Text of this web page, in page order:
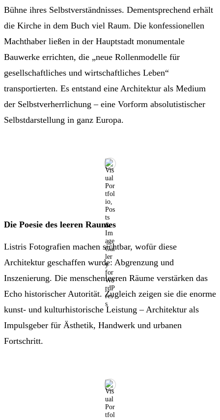
Bühne ihres Selbstverständnisses. Dementsprechend erhält
die Kirche in dem Buch viel Raum. Die konfessionellen
Machthaber ließen in der Hauptstadt monumentale
Bauwerke errichten, die „neue Rollenmodelle für
gesellschaftliches und wirtschaftliches Leben“
transportierten. Es entstand eine Architektur als Medium
der Selbstverherrlichung – eine Vorform absolutistischer
Selbstdarstellung in ganz Europa.
Die Poesie des leeren Raumes
Listris Fotografien machen sichtbar, wofür diese
Architektur geschaffen wurde: Abgrenzung und
Inszenierung. Die menschenleeren Räume verstärken das
Echo historischer Autorität. Zugleich zeigen sie die enorme
kunst- und kulturhistorische Leistung – Architektur als
Impulsgeber für Ästhetik, Handwerk und urbanen
Fortschritt.